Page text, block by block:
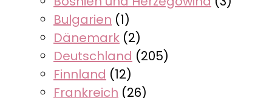
Bulgarien (1)
Dänemark (2)
Deutschland (205)
Finnland (12)
Frankreich (26)